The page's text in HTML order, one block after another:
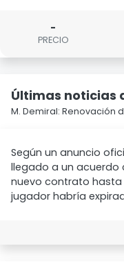
-
PRECIO
Últimas noticias
M. Demiral: Renovación
Según un anuncio
llegado a un acuerdo
nuevo contrato hasta
jugador habría